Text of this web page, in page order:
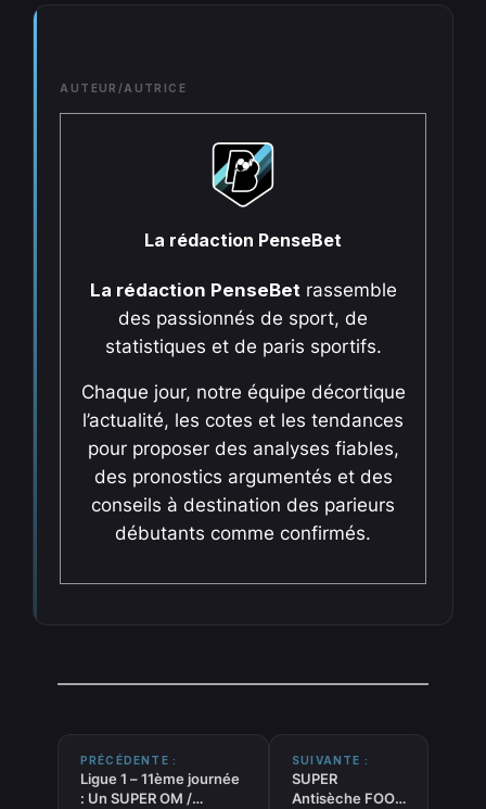
AUTEUR/AUTRICE
La rédaction PenseBet
La rédaction PenseBet rassemble
des passionnés de sport, de
statistiques et de paris sportifs.
Chaque jour, notre équipe décortique
l’actualité, les cotes et les tendances
pour proposer des analyses fiables,
des pronostics argumentés et des
conseils à destination des parieurs
débutants comme confirmés.
PRÉCÉDENTE :
Ligue 1 – 11ème journée
: Un SUPER OM /
SUIVANTE :
SUPER
Antisèche FOOT